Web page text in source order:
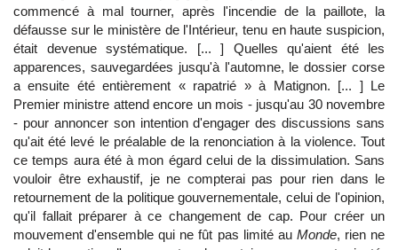
commencé à mal tourner, après l'incendie de la paillote, la
défausse sur le ministère de l'Intérieur, tenu en haute suspicion,
était devenue systématique. [... ] Quelles qu'aient été les
apparences, sauvegardées jusqu'à l'automne, le dossier corse
a ensuite été entièrement « rapatrié » à Matignon. [... ] Le
Premier ministre attend encore un mois - jusqu'au 30 novembre
- pour annoncer son intention d'engager des discussions sans
qu'ait été levé le préalable de la renonciation à la violence. Tout
ce temps aura été à mon égard celui de la dissimulation. Sans
vouloir être exhaustif, je ne compterai pas pour rien dans le
retournement de la politique gouvernementale, celui de l'opinion,
qu'il fallait préparer à ce changement de cap. Pour créer un
mouvement d'ensemble qui ne fût pas limité au Monde, rien ne